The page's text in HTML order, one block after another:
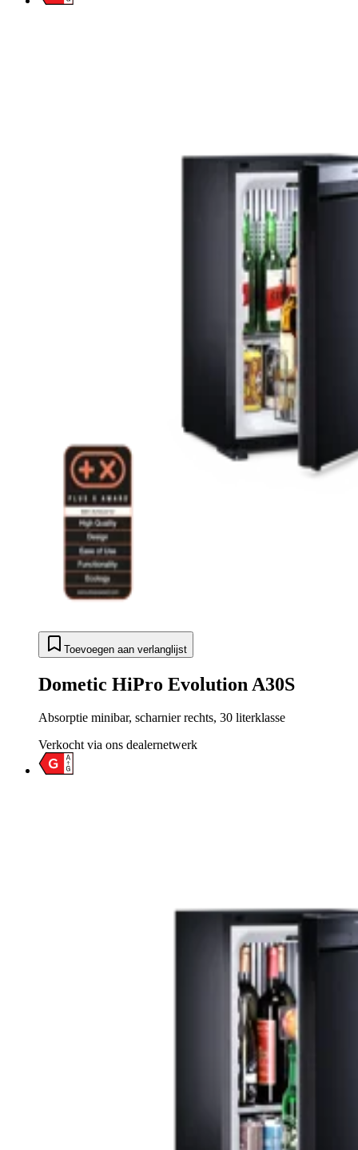
Toevoegen aan verlanglijst
Dometic HiPro Evolution A30S
Absorptie minibar, scharnier rechts, 30 literklasse
Verkocht via ons dealernetwerk